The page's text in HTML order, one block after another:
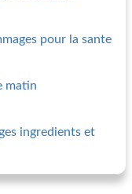
pour la sante
matin
ingredients et